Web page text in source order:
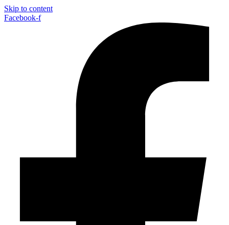
Skip to content
Facebook-f